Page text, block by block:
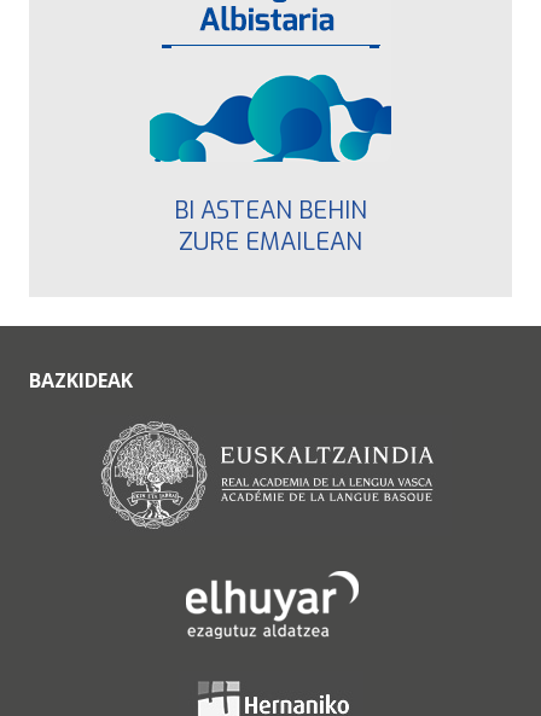
BI ASTEAN BEHIN
ZURE EMAILEAN
BAZKIDEAK